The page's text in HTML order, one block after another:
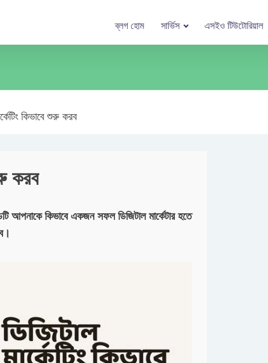
ব্লগ হোম সার্ভিস এসইও টিউটোরিয়াল
কিভাবে শুরু করব
করব
আপনাকে কিভাবে একজন সফল ডিজিটাল মার্কেটার হতে